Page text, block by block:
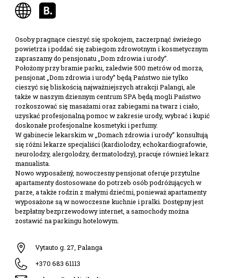
Osoby pragnące cieszyć się spokojem, zaczerpnąć świeżego
powietrza i poddać się zabiegom zdrowotnym i kosmetycznym
zapraszamy do pensjonatu „Dom zdrowia i urody”.
Położony przy bramie parku, zaledwie 500 metrów od morza,
pensjonat „Dom zdrowia i urody” będą Państwo nie tylko
cieszyć się bliskością najważniejszych atrakcji Palangi, ale
także w naszym dziennym centrum SPA będą mogli Państwo
rozkoszować się masażami oraz zabiegami na twarz i ciało,
uzyskać profesjonalną pomoc w zakresie urody, wybrać i kupić
doskonałe profesjonalne kosmetyki i perfumy.
W gabinecie lekarskim w „Domach zdrowia i urody” konsultują
się różni lekarze specjaliści (kardiolodzy, echokardiografowie,
neurolodzy, alergolodzy, dermatolodzy), pracuje również lekarz
manualista.
Nowo wyposažený, nowoczesny pensjonat oferuje przytulne
apartamenty dostosowane do potrzeb osób podróżujących w
parze, a także rodzin z małymi dziećmi, ponieważ apartamenty
wyposażone są w nowoczesne kuchnie i pralki. Dostępny jest
bezpłatny bezprzewodowy internet, a samochody można
zostawić na parkingu hotelowym.
Vytauto g. 27, Palanga
+370 683 61113